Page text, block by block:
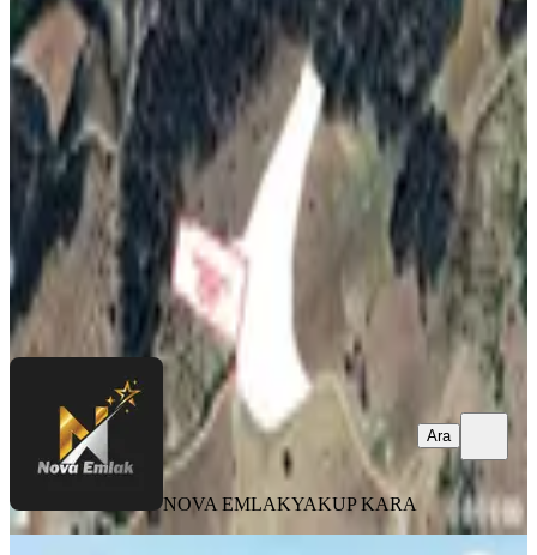
Tekir Karapınarda Yatırımlık
Manzaralı Arsa
Onikişubat, Tekir Mahallesi
1557 m²· 1.349/m² 06.07.2026
2.100.000 ₺
NOVA EMLAK YAKUP KARA
Ara
NOVA EMLAKYAKUP KARA
Ara